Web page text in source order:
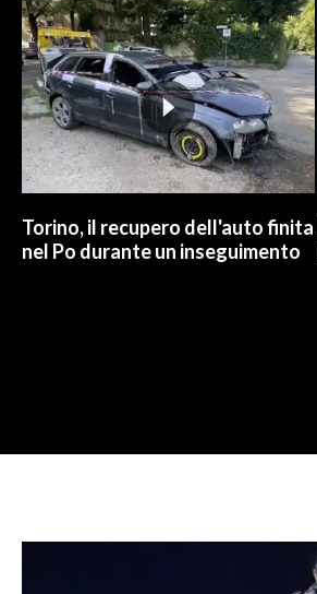
Torino, il recupero dell'auto finita
nel Po durante un inseguimento